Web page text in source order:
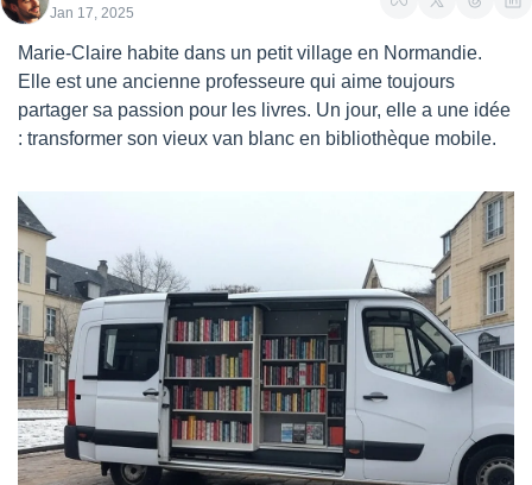
Jan 17, 2025
Marie-Claire habite dans un petit village en Normandie.
Elle est une ancienne professeure qui aime toujours
partager sa passion pour les livres. Un jour, elle a une idée
: transformer son vieux van blanc en bibliothèque mobile.